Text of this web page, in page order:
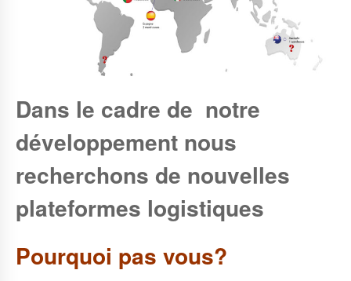
Dans le cadre de notre
développement nous
recherchons de nouvelles
plateformes logistiques
Pourquoi pas vous?